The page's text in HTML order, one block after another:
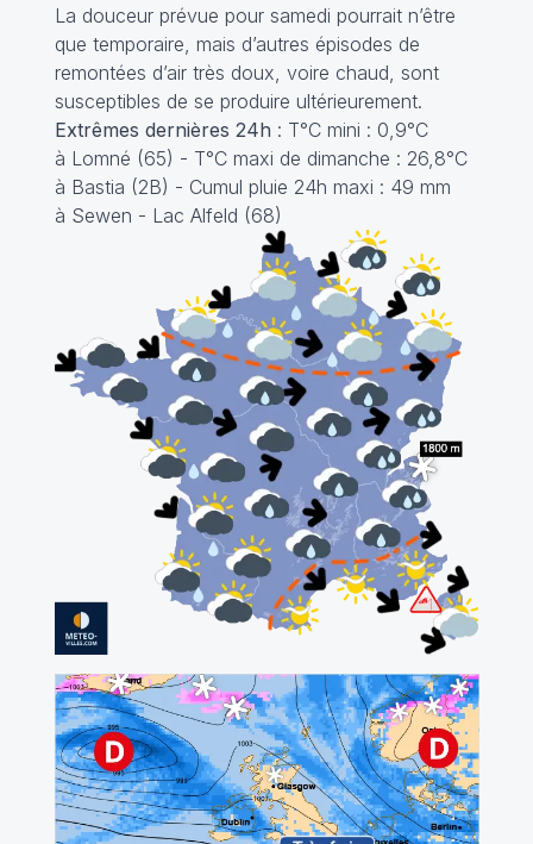
La douceur prévue pour samedi pourrait n’être
que temporaire, mais d’autres épisodes de
remontées d’air très doux, voire chaud, sont
susceptibles de se produire ultérieurement.
Extrêmes dernières 24h : T°C mini : 0,9°C
à Lomné (65) - T°C maxi de dimanche : 26,8°C
à Bastia (2B) - Cumul pluie 24h maxi : 49 mm
à Sewen - Lac Alfeld (68)